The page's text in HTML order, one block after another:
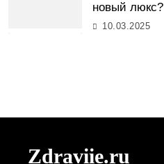
новый люкс?
10.03.2025
Zdraviie.ru